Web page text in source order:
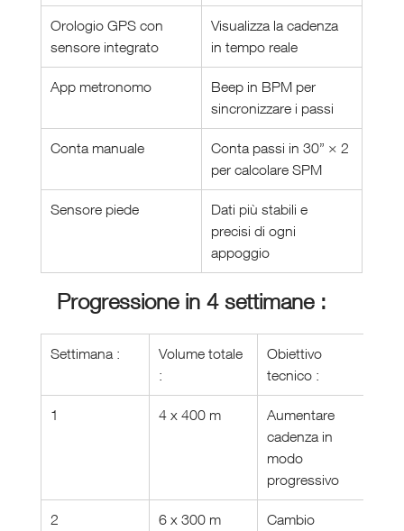
Orologio GPS con
sensore integrato
Visualizza la cadenza
in tempo reale
App metronomo
Beep in BPM per
sincronizzare i passi
Conta manuale
Conta passi in 30” × 2
per calcolare SPM
Sensore piede
Dati più stabili e
precisi di ogni
appoggio
Progressione in 4 settimane :
Settimana :
Volume totale
:
Obiettivo
tecnico :
1 4 x 400 m
Aumentare
cadenza in
modo
progressivo
2 6 x 300 m
Cambio